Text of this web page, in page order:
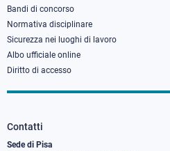
Bandi di concorso
Normativa disciplinare
Sicurezza nei luoghi di lavoro
Albo ufficiale online
Diritto di accesso
Contatti
Sede di Pisa